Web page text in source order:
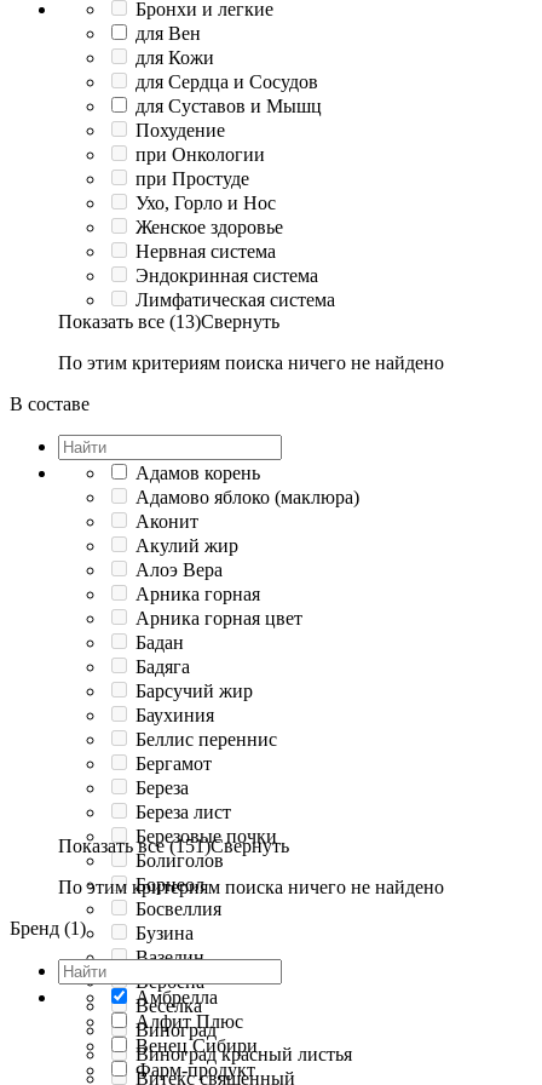
Бронхи и легкие
для Вен
для Кожи
для Сердца и Сосудов
для Суставов и Мышц
Похудение
при Онкологии
при Простуде
Ухо, Горло и Нос
Женское здоровье
Нервная система
Эндокринная система
Лимфатическая система
Показать все (13)Свернуть
По этим критериям поиска ничего не найдено
В составе
Адамов корень
Адамово яблоко (маклюра)
Аконит
Акулий жир
Алоэ Вера
Арника горная
Арника горная цвет
Бадан
Бадяга
Барсучий жир
Баухиния
Беллис переннис
Бергамот
Береза
Береза лист
Березовые почки
Болиголов
Борнеол
Босвеллия
Бузина
Вазелин
Вербена
Веселка
Виноград
Виноград красный листья
Витекс священный
Показать все (151)Свернуть
По этим критериям поиска ничего не найдено
Бренд (1)
Амбрелла
Алфит Плюс
Венец Сибири
Фарм-продукт